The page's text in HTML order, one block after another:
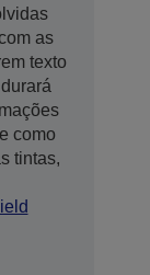
as
texto
como
tintas,